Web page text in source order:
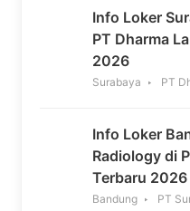
Info Loker
PT Dharma
2026
Surabaya PT
Info Loker
Radiology di
Terbaru 2026
Bandung PT